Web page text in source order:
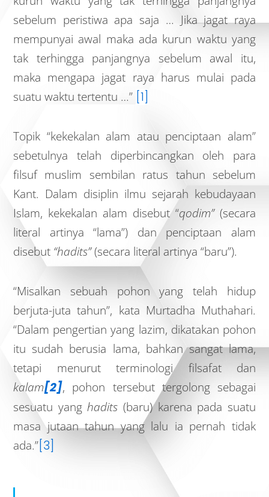
sebelum peristiwa apa saja … Jika jagat raya
mempunyai awal maka ada kurun waktu yang
tak terhingga panjangnya sebelum awal itu,
maka mengapa jagat raya harus mulai pada
suatu waktu tertentu …” [1]
Topik “kekekalan alam atau penciptaan alam”
sebetulnya telah diperbincangkan oleh para
filsuf muslim sembilan ratus tahun sebelum
Kant. Dalam disiplin ilmu sejarah kebudayaan
Islam, kekekalan alam disebut “qodim”(secara
literal artinya “lama”) dan penciptaan alam
disebut “hadits”(secara literal artinya “baru”).
“Misalkan sebuah pohon yang telah hidup
berjuta-juta tahun”, kata Murtadha Muthahari.
“Dalam pengertian yang lazim, dikatakan pohon
itu sudah berusia lama, bahkan sangat lama,
tetapi menurut terminologi filsafat dan
kalam[2], pohon tersebut tergolong sebagai
sesuatu yanghadits (baru) karena pada suatu
masa jutaan tahun yang lalu ia pernah tidak
ada.”[3]